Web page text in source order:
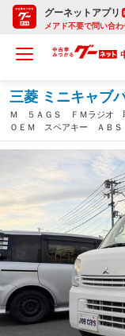
グーネットアプリ
メアド不要で問い合
三菱 ミニキャブ
Ｍ ５ＡＧＳ ＦＭラジオ
ＯＥＭ スペアキー ＡＢ
登録ＯＫ 軽バン 軽箱（大